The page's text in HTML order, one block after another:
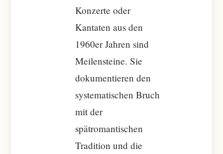
Konzerte oder
Kantaten aus den
1960er Jahren sind
Meilensteine. Sie
dokumentieren den
systematischen Bruch
mit der
spätromantischen
Tradition und die